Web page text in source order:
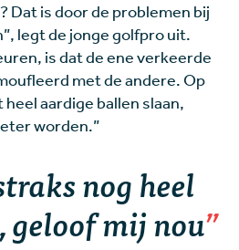
Dat is door de problemen bij
legt de jonge golfpro uit.
is dat de ene verkeerde
met de andere. Op
aardige ballen slaan,
worden.”
nog heel
geloof mij nou